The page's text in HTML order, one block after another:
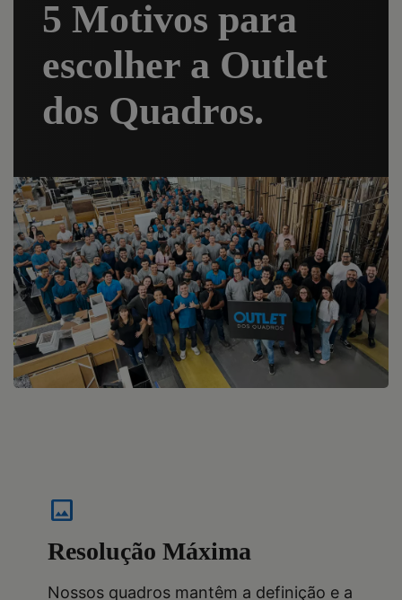
5 Motivos para
escolher a Outlet
dos Quadros.
image
Resolução Máxima
Nossos quadros mantêm a definição e a